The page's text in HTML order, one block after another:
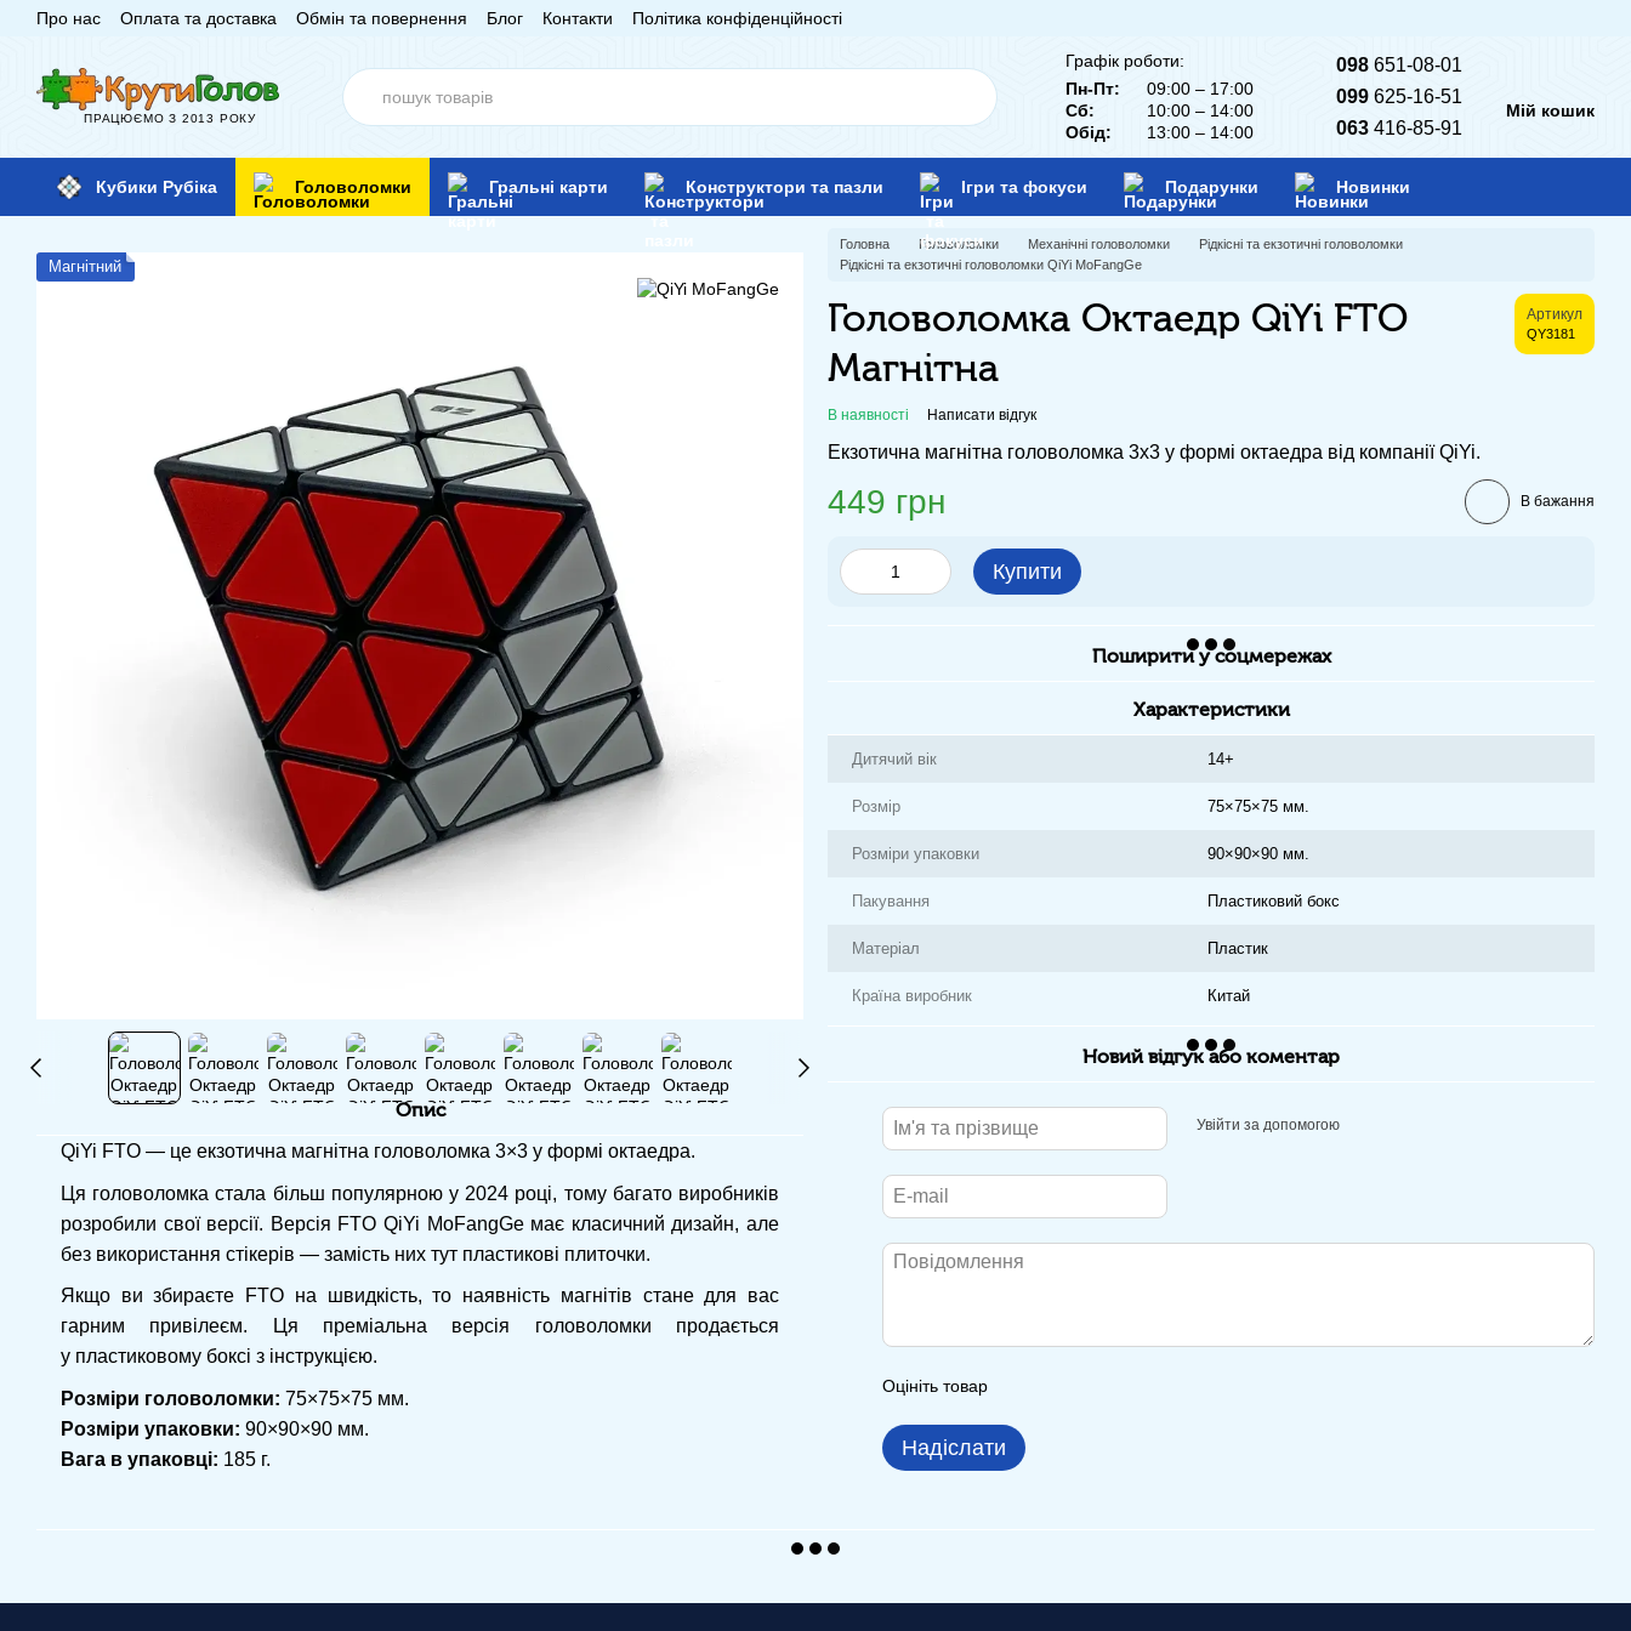
Перейти до основного контенту
Про нас Оплата та доставка Обмін та повернення Блог Контакти Політика конфіденційності
ПРАЦЮЄМО З 2013 РОКУ
Графік роботи:
Пн-Пт:
09:00 – 17:00
Сб:
10:00 – 14:00
Обід:
13:00 – 14:00
098 651-08-01
099 625-16-51
063 416-85-91
Мій кошик
Кубики Рубіка Головоломки Гральні карти Конструктори та пазли Ігри та фокуси Подарунки Новинки
Магнітний
Опис
QiYi FTO — це екзотична магнітна головоломка 3×3 у формі октаедра.
Ця головоломка стала більш популярною у 2024 році, тому багато виробників
розробили свої версії. Версія FTO QiYi MoFangGe має класичний дизайн, але
без використання стікерів — замість них тут пластикові плиточки.
Якщо ви збираєте FTO на швидкість, то наявність магнітів стане для вас
гарним привілеєм. Ця преміальна версія головоломки продається
у пластиковому боксі з інструкцією.
Розміри головоломки: 75×75×75 мм.
Розміри упаковки: 90×90×90 мм.
Вага в упаковці: 185 г.
Головна Головоломки Механічні головоломки
Рідкісні та екзотичні головоломки
Рідкісні та екзотичні головоломки QiYi MoFangGe
Головоломка Октаедр QiYi FTO
Магнітна
Артикул
QY3181
В наявності Написати відгук
Екзотична магнітна головоломка 3х3 у формі октаедра від компанії QiYi.
449 грн В бажання
Купити
Поширити у соцмережах
Характеристики
Дитячий вік 14+
Розмір 75×75×75 мм.
Розміри упаковки 90×90×90 мм.
Пакування Пластиковий бокс
Матеріал Пластик
Країна виробник Китай
Новий відгук або коментар
Увійти за допомогою
Оцініть товар
Надіслати